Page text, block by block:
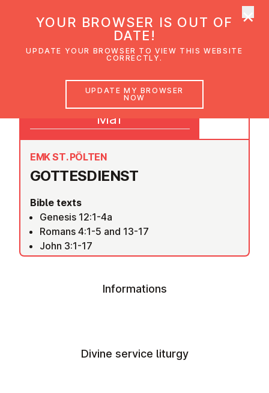
GOTTES­DI­ENST
EMK ST. PÖLTEN
Bible texts
Genesis 12:1-4a
Romans 4:1-5 and 13-17
John 3:1-17
05
Mar
Informations
Divine service liturgy
YOUR BROWSER IS OUT OF
DATE!
UPDATE YOUR BROWSER TO VIEW THIS WEBSITE
CORRECTLY.
UPDATE MY BROWSER
NOW
×